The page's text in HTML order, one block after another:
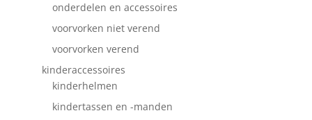
onderdelen en accessoires
voorvorken niet verend
voorvorken verend
kinderaccessoires
kinderhelmen
kindertassen en -manden